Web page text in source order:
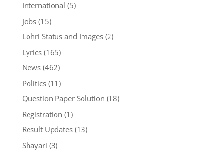
International (5)
Jobs(15)
Lohri Status and Images(2)
Lyrics(165)
News(462)
Politics(11)
Question Paper Solution (18)
Registration (1)
Result Updates(13)
Shayari (3)